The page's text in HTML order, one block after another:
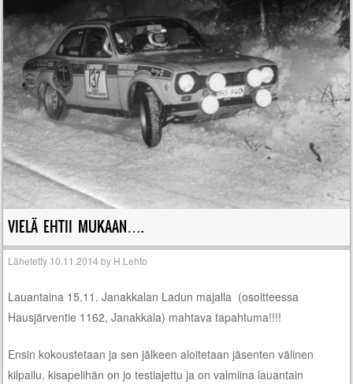
VIELÄ EHTII MUKAAN….
Lähetetty 10.11.2014 by H.Lehto
Lauantaina 15.11. Janakkalan Ladun majalla (osoitteessa
Hausjärventie 1162, Janakkala) mahtava tapahtuma!!!!
Ensin kokoustetaan ja sen jälkeen aloitetaan jäsenten välinen
kilpailu, kisapelihän on jo testiajettu ja on valmiina lauantain